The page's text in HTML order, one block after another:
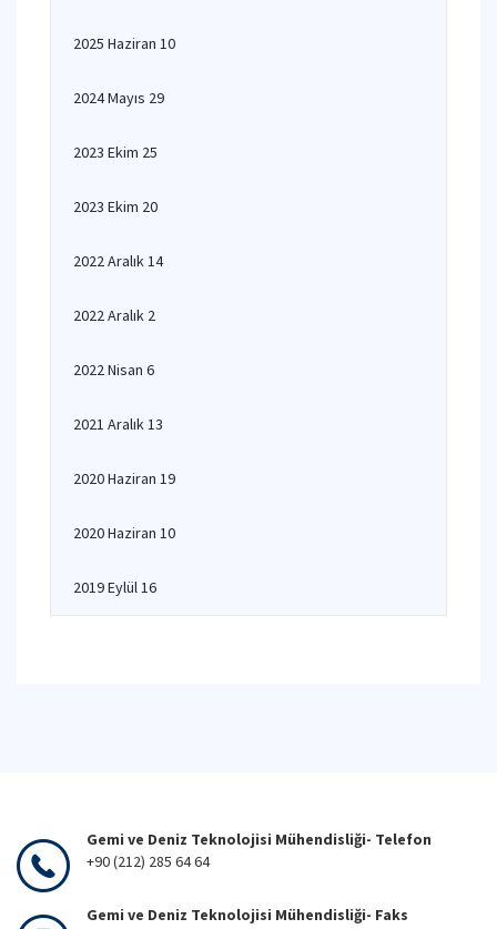
2025 Haziran 10
2024 Mayıs 29
2023 Ekim 25
2023 Ekim 20
2022 Aralık 14
2022 Aralık 2
2022 Nisan 6
2021 Aralık 13
2020 Haziran 19
2020 Haziran 10
2019 Eylül 16
Gemi ve Deniz Teknolojisi Mühendisliği- Telefon
+90 (212) 285 64 64
Gemi ve Deniz Teknolojisi Mühendisliği- Faks